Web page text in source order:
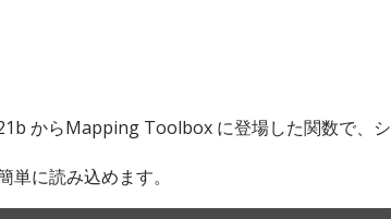
からMapping Toolbox に登場した関数で、シ
に読み込めます。